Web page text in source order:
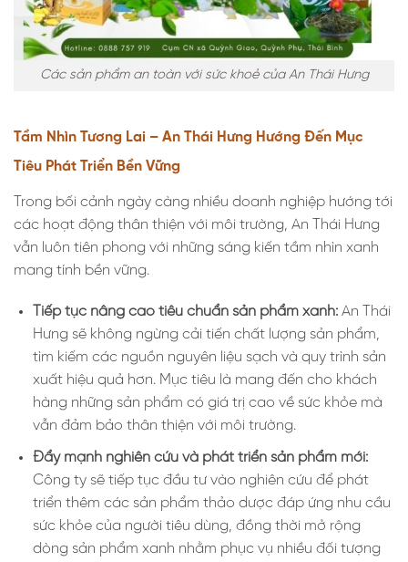
Các sản phẩm an toàn với sức khoẻ của An Thái Hưng
Tầm Nhìn Tương Lai – An Thái Hưng Hướng Đến Mục
Tiêu Phát Triển Bền Vững
Trong bối cảnh ngày càng nhiều doanh nghiệp hướng tới
các hoạt động thân thiện với môi trường, An Thái Hưng
vẫn luôn tiên phong với những sáng kiến tầm nhìn xanh
mang tính bền vững.
Tiếp tục nâng cao tiêu chuẩn sản phẩm xanh: An Thái
Hưng sẽ không ngừng cải tiến chất lượng sản phẩm,
tìm kiếm các nguồn nguyên liệu sạch và quy trình sản
xuất hiệu quả hơn. Mục tiêu là mang đến cho khách
hàng những sản phẩm có giá trị cao về sức khỏe mà
vẫn đảm bảo thân thiện với môi trường.
Đẩy mạnh nghiên cứu và phát triển sản phẩm mới:
Công ty sẽ tiếp tục đầu tư vào nghiên cứu để phát
triển thêm các sản phẩm thảo dược đáp ứng nhu cầu
sức khỏe của người tiêu dùng, đồng thời mở rộng
dòng sản phẩm xanh nhằm phục vụ nhiều đối tượng